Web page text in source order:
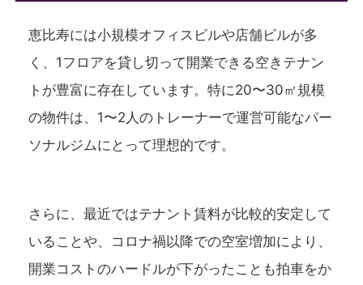
恵比寿には小規模オフィスビルや店舗ビルが多
く、1フロアを貸し切って開業できる空きテナン
トが豊富に存在しています。特に20〜30㎡規模
の物件は、1〜2人のトレーナーで運営可能なパー
ソナルジムにとって理想的です。
さらに、最近ではテナント賃料が比較的安定して
いることや、コロナ禍以降での空室増加により、
開業コストのハードルが下がったことも拍車をか